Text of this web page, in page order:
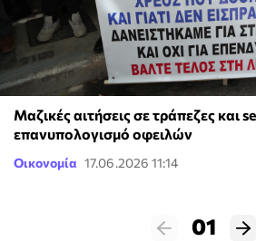
Μαζικές αιτήσεις σε τράπεζες και
επανυπολογισμό οφειλών
Οικονομία 17.06.2026 11:14
01